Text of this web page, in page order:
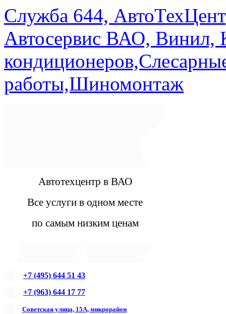
Служба 644,
Автосервис ВАО, Винил,
работы,Шиномонтаж
Автотехцентр в ВАО
Все услуги в одном месте
по самым низким ценам
+7 (495) 644 51 43
+7 (963) 644 17 77
Советская улица, 15А, микрорайон